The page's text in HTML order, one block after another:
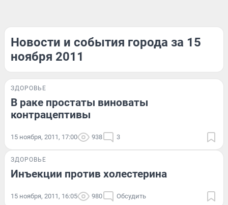
Новости и события города за 15
ноября 2011
ЗДОРОВЬЕ
В раке простаты виноваты
контрацептивы
15 ноября, 2011, 17:00 938 3
ЗДОРОВЬЕ
Инъекции против холестерина
15 ноября, 2011, 16:05 980 Обсудить